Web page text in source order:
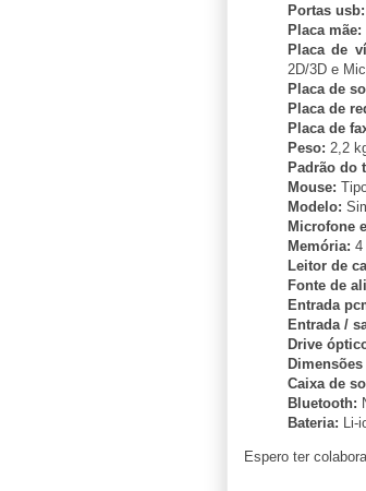
Portas usb:
Placa mãe:
Placa de
2D/3D e
Placa de
Placa de
Placa de
Peso: 2,2
Padrão do
Mouse:
Modelo:
Microfone
Memória: 4
Leitor de
Fonte de
Entrada
Entrada /
Drive
Caixa de
Bluetooth:
Bateria: Li-
Espero ter